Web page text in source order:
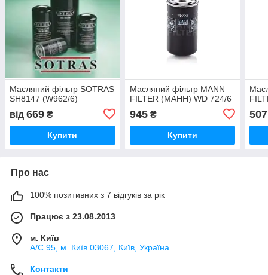
Масляний фільтр SOTRAS
SH8147 (W962/6)
від 669 ₴
Купити
Масляний фільтр MANN
FILTER (МАНН) WD 724/6
945₴
Купити
507
Про нас
100% позитивних з 7 відгуків за рік
Працює з 23.08.2013
м. Київ
А/С 95, м. Київ 03067, Київ, Україна
Контакти